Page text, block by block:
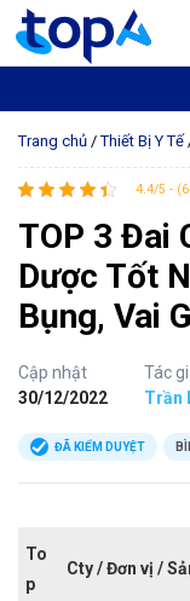
Trang chủ /Thiết Bị Y Tế
4.4/5 -
TOP 3 Đai
Dược Tốt
Bụng, Vai
Cập nhật
30/12/2022
Tác
Trần
ĐÃ KIỂM DUYỆT
To
p
Cty / Đơn vị /